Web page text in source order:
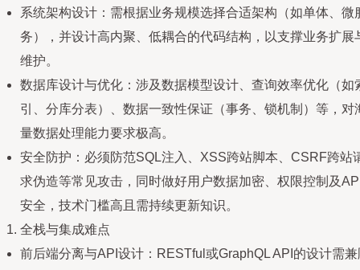
系统架构设计：需根据业务规模选择合适架构（如单体、微
务），并设计高内聚、低耦合的代码结构，以支撑业务扩展
维护。
数据库设计与优化：涉及数据模型设计、查询效率优化（如
引、分库分表）、数据一致性保证（事务、锁机制）等，对
量数据处理能力要求极高。
安全防护：必须防范SQL注入、XSS跨站脚本、CSRF跨站
求伪造等常见攻击，同时做好用户数据加密、权限控制及
安全，技术门槛高且需持续更新知识。
全栈与集成难点
前后端分离与API设计：RESTful或GraphQL API的设计需兼